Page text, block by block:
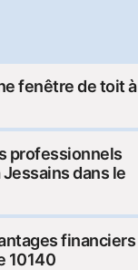
fenêtre de toit à
professionnels
dans le
financiers
10140